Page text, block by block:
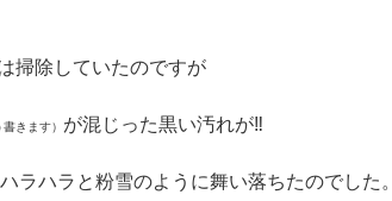
掃除していたのですが
きます） が混じった黒い汚れが‼
ラハラと粉雪のように舞い落ちたのでした。